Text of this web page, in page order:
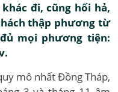
đi, cũng hối hả,
thập phương từ
mọi phương tiện:
mô nhất Đồng Tháp,